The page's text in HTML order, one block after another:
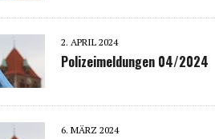
2. APRIL 2024
Polizeimeldungen 04/2024
6. MÄRZ 2024